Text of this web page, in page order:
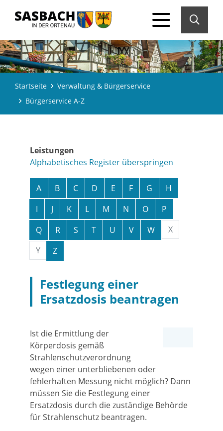
Startseite
Verwaltung & Bürgerservice
Bürgerservice A-Z
Leistungen
Alphabetisches Register überspringen
A B C D E F G
H
I
J K L M N O
P
Q
R S T U V W
X
Y
Z
Festlegung einer
Ersatzdosis beantragen
Ist die Ermittlung der
Körperdosis gemäß
Strahlenschutzverordnung
wegen einer unterbliebenen oder
fehlerhaften Messung nicht möglich? Dann
müssen Sie die Festlegung einer
Ersatzdosis durch die zuständige Behörde
für Strahlenschutz beantragen.